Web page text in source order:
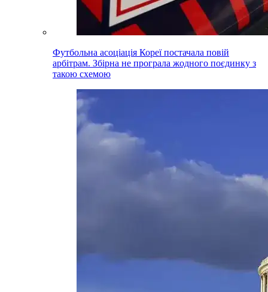
Футбольна асоціація Кореї постачала повій
арбітрам. Збірна не програла жодного поєдинку з
такою схемою